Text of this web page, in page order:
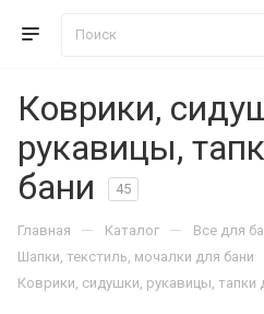
Коврики,
рукавицы,
бани
45
Главная — Каталог — Все для
Шапки, текстиль, мочалки для бани
Коврики, сидушки, рукавицы, тапки